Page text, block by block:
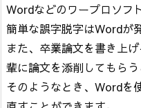
Wordなどのワープロソフ
簡単な誤字脱字はWordが
また、卒業論文を書き上
輩に論文を添削してもらう
そのようなとき、Wordを